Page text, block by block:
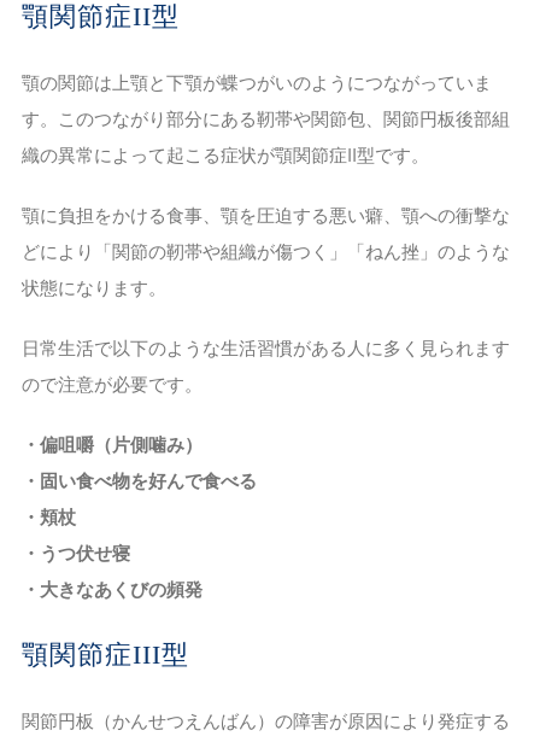
顎関節症II型
顎の関節は上顎と下顎が蝶つがいのようにつながっていま
す。このつながり部分にある靭帯や関節包、関節円板後部組
織の異常によって起こる症状が顎関節症II型です。
顎に負担をかける食事、顎を圧迫する悪い癖、顎への衝撃な
どにより「関節の靭帯や組織が傷つく」「ねん挫」のような
状態になります。
日常生活で以下のような生活習慣がある人に多く見られます
ので注意が必要です。
・偏咀嚼（片側噛み）
・固い食べ物を好んで食べる
・頬杖
・うつ伏せ寝
・大きなあくびの頻発
顎関節症III型
関節円板（かんせつえんばん）の障害が原因により発症する